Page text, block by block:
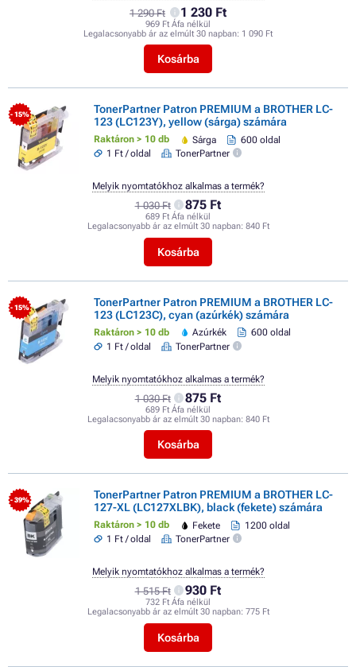
1 290 Ft 1 230 Ft
969 Ft Áfa nélkül
Legalacsonyabb ár az elmúlt 30 napban: 1 090 Ft
Kosárba
- 15%
TonerPartner Patron PREMIUM a BROTHER LC-
123 (LC123Y), yellow (sárga) számára
Raktáron > 10 db Sárga
600 oldal
1 Ft / oldal
TonerPartner
1 030 Ft 875 Ft
689 Ft Áfa nélkül
Legalacsonyabb ár az elmúlt 30 napban: 840 Ft
Kosárba
Melyik nyomtatókhoz alkalmas a termék?
- 15%
TonerPartner Patron PREMIUM a BROTHER LC-
123 (LC123C), cyan (azúrkék) számára
Raktáron > 10 db Azúrkék
600 oldal
1 Ft / oldal
TonerPartner
1 030 Ft 875 Ft
689 Ft Áfa nélkül
Legalacsonyabb ár az elmúlt 30 napban: 840 Ft
Kosárba
Melyik nyomtatókhoz alkalmas a termék?
- 39%
TonerPartner Patron PREMIUM a BROTHER LC-
127-XL (LC127XLBK), black (fekete) számára
Raktáron > 10 db Fekete
1200 oldal
1 Ft / oldal
TonerPartner
1 515 Ft 930 Ft
732 Ft Áfa nélkül
Legalacsonyabb ár az elmúlt 30 napban: 775 Ft
Kosárba
Melyik nyomtatókhoz alkalmas a termék?